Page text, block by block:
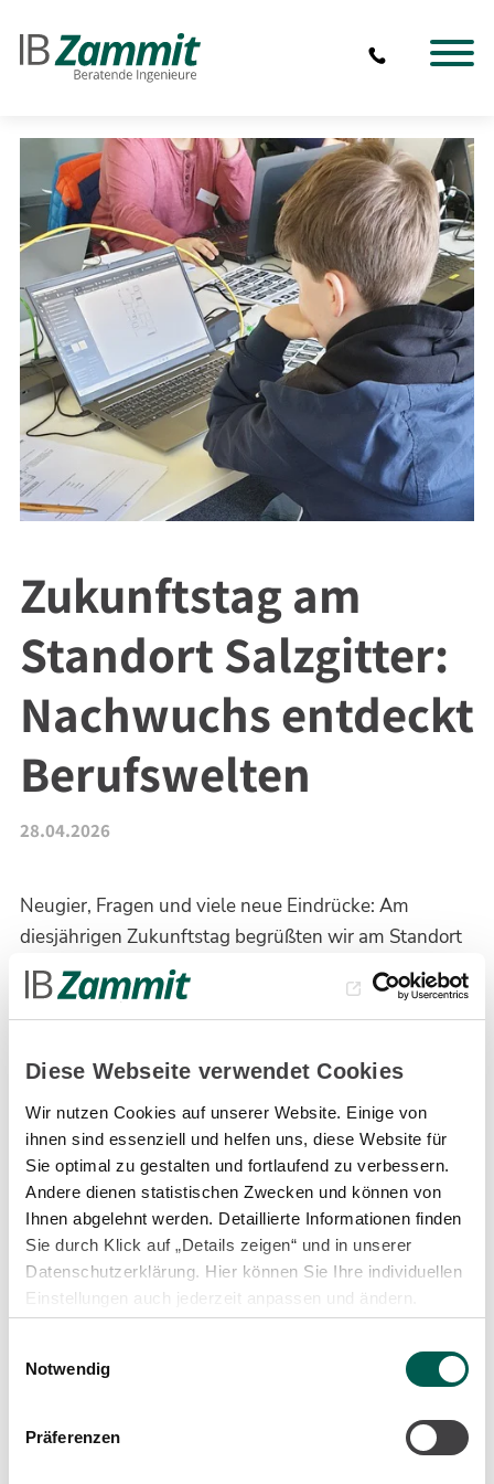
Diese Webseite verwendet Cookies
Wir nutzen Cookies auf unserer Website. Einige von
ihnen sind essenziell und helfen uns, diese Website für
Sie optimal zu gestalten und fortlaufend zu verbessern.
Andere dienen statistischen Zwecken und können von
Ihnen abgelehnt werden. Detaillierte Informationen finden
Sie durch Klick auf „Details zeigen“ und in unserer
Datenschutzerklärung. Hier können Sie Ihre individuellen
Einstellungen auch jederzeit anpassen und ändern.
Notwendig
Präferenzen
Zukunftstag am
Standort Salzgitter:
Nachwuchs entdeckt
Berufswelten
28.04.2026
Neugier, Fragen und viele neue Eindrücke: Am
diesjährigen Zukunftstag begrüßten wir am Standort
Salzgitter insgesamt 13 Kinder, die einen spannenden
Einblick in verschiedene Berufsfelder erhielten.
Ausbildungsberufe, die praxisnah vorgestellt wurden:
Technischer Systemplaner/-in (Fachrichtung
Versorgungs- und Ausrüstungstechnik)
Technischer Systemplaner/-in (Fachrichtung
Elektrotechnische Systeme)
Fachinformatiker/-in für Systemintegration
Kauffrau/-mann für Büromanagement
Unsere Mitarbeitenden gaben anschauliche Einblicke
in ihren Arbeitsalltag und zeigten, wie vielfältig und
abwechslungsreich die jeweiligen Tätigkeiten sind.
Besonders beliebt waren die praktischen Mitmach-